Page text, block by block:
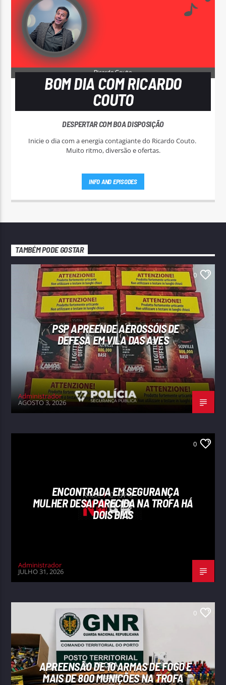
BOM DIA COM RICARDO
COUTO
DESPERTAR COM BOA DISPOSIÇÃO
Inicie o dia com a energia contagiante do Ricardo Couto.
Muito ritmo, diversão e ofertas.
INFO AND EPISODES
TAMBÉM PODE GOSTAR
0
PSP APREENDE AEROSSÓIS DE
DEFESA EM VILA DAS AVES
Administrador
AGOSTO 3, 2026
0
ENCONTRADA EM SEGURANÇA
MULHER DESAPARECIDA NA TROFA HÁ
DOIS DIAS
Administrador
JULHO 31, 2026
0
APREENSÃO DE 10 ARMAS DE FOGO E
MAIS DE 800 MUNIÇÕES NA TROFA